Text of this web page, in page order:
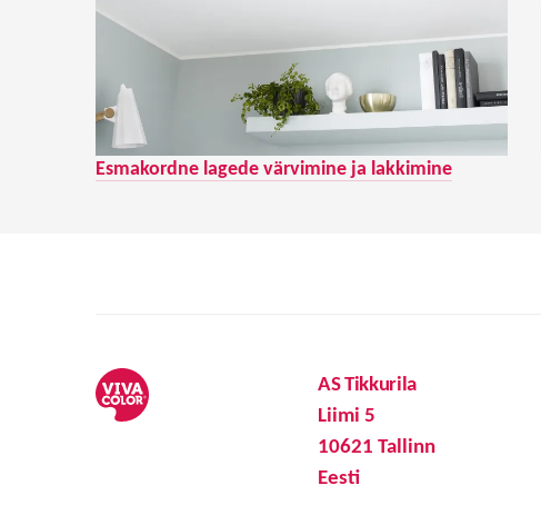
Esmakordne lagede värvimine ja lakkimine
AS Tikkurila
Liimi 5
10621 Tallinn
Eesti